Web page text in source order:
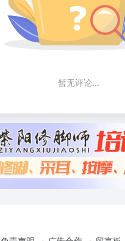
暂无评论...